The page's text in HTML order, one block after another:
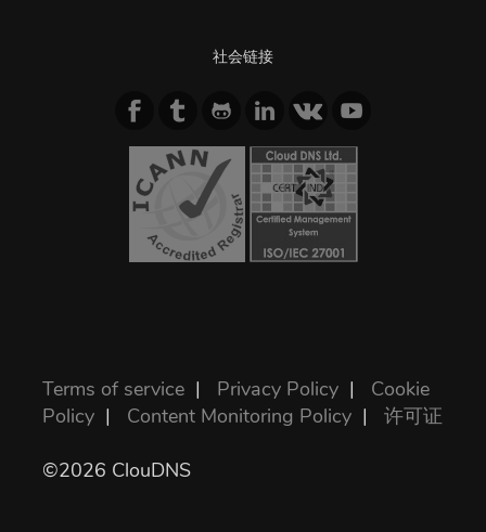
社会链接
Terms of service | Privacy Policy | Cookie
Policy | Content Monitoring Policy | 许可证
©2026 ClouDNS